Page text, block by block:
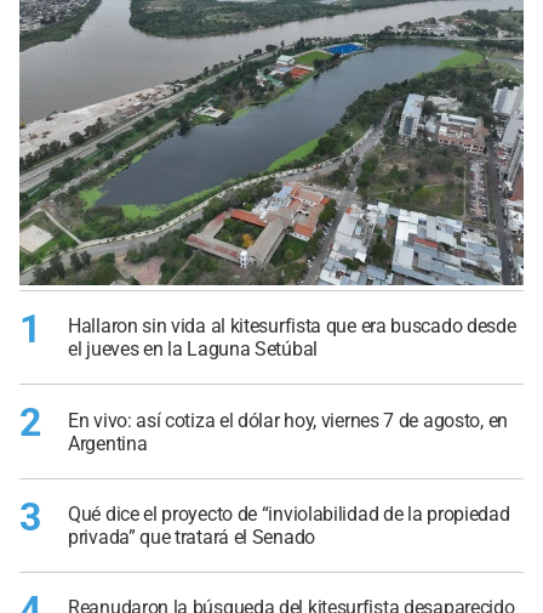
1
Hallaron sin vida al kitesurfista que era buscado desde
el jueves en la Laguna Setúbal
2
En vivo: así cotiza el dólar hoy, viernes 7 de agosto, en
Argentina
3
Qué dice el proyecto de “inviolabilidad de la propiedad
privada” que tratará el Senado
Reanudaron la búsqueda del kitesurfista desaparecido